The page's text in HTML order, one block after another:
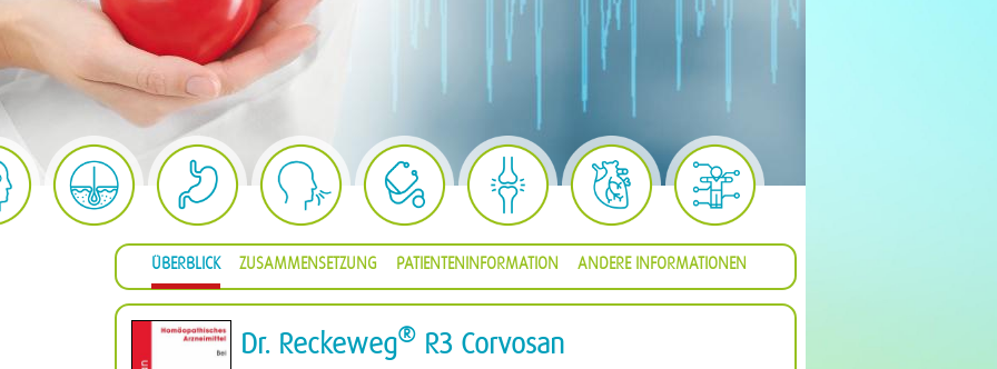
ÜBERBLICK ZUSAMMENSETZUNG PATIENTENINFORMATION ANDERE INFORMATIONEN
Dr. Reckeweg® R3 Corvosan